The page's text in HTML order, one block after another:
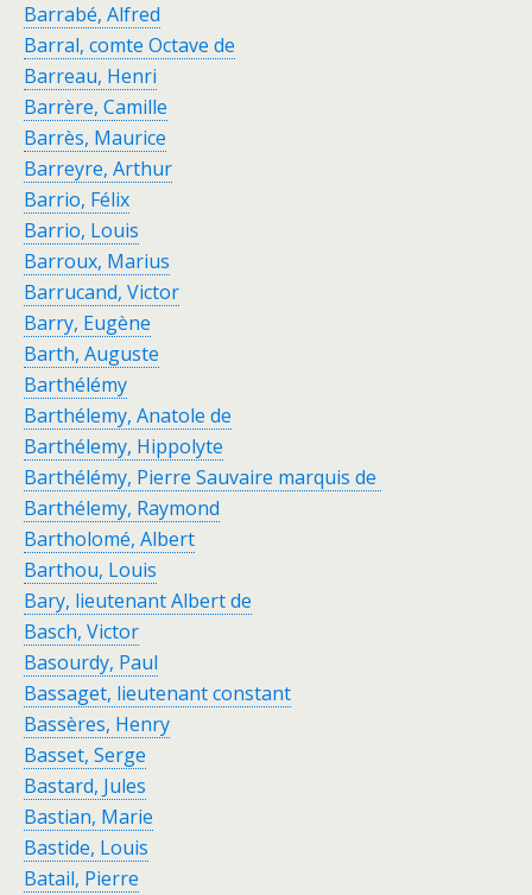
Barrabé, Alfred
Barral, comte Octave de
Barreau, Henri
Barrère, Camille
Barrès, Maurice
Barreyre, Arthur
Barrio, Félix
Barrio, Louis
Barroux, Marius
Barrucand, Victor
Barry, Eugène
Barth, Auguste
Barthélémy
Barthélemy, Anatole de
Barthélemy, Hippolyte
Barthélémy, Pierre Sauvaire marquis de
Barthélemy, Raymond
Bartholomé, Albert
Barthou, Louis
Bary, lieutenant Albert de
Basch, Victor
Basourdy, Paul
Bassaget, lieutenant constant
Bassères, Henry
Basset, Serge
Bastard, Jules
Bastian, Marie
Bastide, Louis
Batail, Pierre